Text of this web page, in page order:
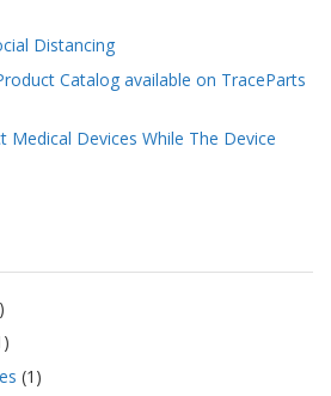
Distancing
Catalog available on TraceParts
Medical Devices While The Device
(1)